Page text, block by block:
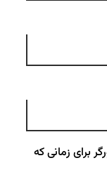
برای زمانی که